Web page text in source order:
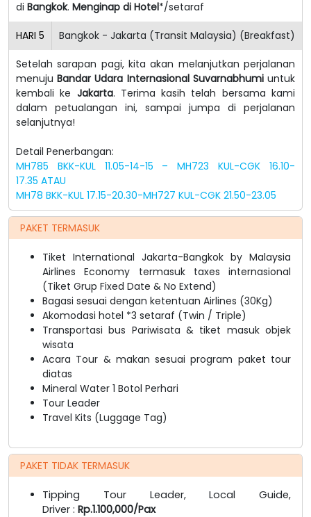
di Bangkok. Menginap di Hotel*/setaraf
HARI 5 Bangkok - Jakarta (Transit Malaysia) (Breakfast)
Setelah sarapan pagi, kita akan melanjutkan perjalanan
menujuBandar Udara Internasional Suvarnabhumiuntuk
kembali ke Jakarta. Terima kasih telah bersama kami
dalam petualangan ini, sampai jumpa di perjalanan
selanjutnya!
Detail Penerbangan:
MH785 BKK-KUL 11.05-14-15 – MH723 KUL-CGK 16.10-
17.35 ATAU
MH78 BKK-KUL 17.15-20.30-MH727 KUL-CGK 21.50-23.05
PAKET TERMASUK
Tiket International Jakarta-Bangkok by Malaysia
Airlines Economy termasuk taxes internasional
(Tiket Grup Fixed Date & No Extend)
Bagasi sesuai dengan ketentuan Airlines (30Kg)
Akomodasi hotel *3 setaraf (Twin / Triple)
Transportasi bus Pariwisata & tiket masuk objek
wisata
Acara Tour & makan sesuai program paket tour
diatas
Mineral Water 1 Botol Perhari
Tour Leader
Travel Kits (Luggage Tag)
PAKET TIDAK TERMASUK
Tipping Tour Leader, Local Guide,
Driver : Rp.1.100,000/Pax